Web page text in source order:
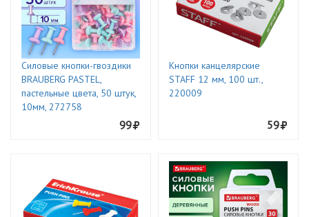
Силовые кнопки-гвоздики
BRAUBERG PASTEL,
пастельные цвета, 50 штук,
10мм, 272758
99
Кнопки канцелярские
STAFF 12 мм, 100 шт.,
220009
59